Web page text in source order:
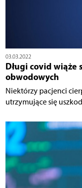
03.03.2022
Długi covid wiąże
obwodowych
Niektórzy pacjenci
utrzymujące się